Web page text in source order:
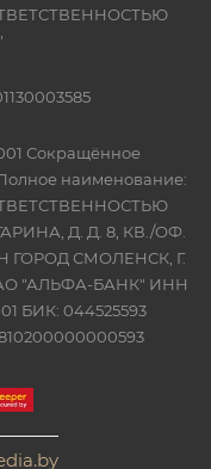
Сокращённое
наименование:
Д. Д. 8, КВ./ОФ.
ГОРОД СМОЛЕНСК, Г.
"АЛЬФА-БАНК" ИНН
БИК: 044525593